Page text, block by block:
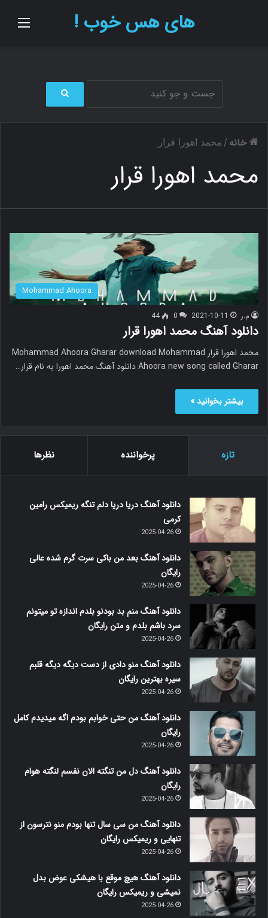
های هس خوب !
ج
ی
خانه / محمد اهورا قرار
محمد اهورا قرار
Mohammad Ahoora
م.ر 2021-10-11
0
44
دانلود آهنگ محمد اهورا قرار
محمد اهورا قرار Mohammad Ahoora Gharar download Mohammad
Ahoora new song called Gharar دانلود آهنگ محمد اهورا به نام قرار…
بیشتر بخوانید »
تازه پرخواننده نظرها
دانلود آهنگ دریا دریا دلم تنگه ریمیکس رامین
کرمی
2025-04-26
دانلود آهنگ بعد من باکی سرت گرم شده عالی
رایگان
2025-04-26
دانلود آهنگ منم بد بودنو بلدم اندازه تو میتونم
سرد باشم بلدم و متن رایگان
2025-04-26
دانلود آهنگ منو دادی از دست دیگه دیگه قلبم
سیره بهترین رایگان
2025-04-26
دانلود آهنگ من حتی خوابم بودم اگه میدیدم کامل
رایگان
2025-04-26
دانلود آهنگ دل من تنگته الان نفسم لنگته هوام
رایگان
2025-04-26
دانلود آهنگ من سی سال تنها بودم منو نترسون از
تنهایی و ریمیکس رایگان
2025-04-26
دانلود آهنگ هیچ موقع با هیشکی عوض بدل
نمیشی و ریمیکس رایگان
2025-04-26